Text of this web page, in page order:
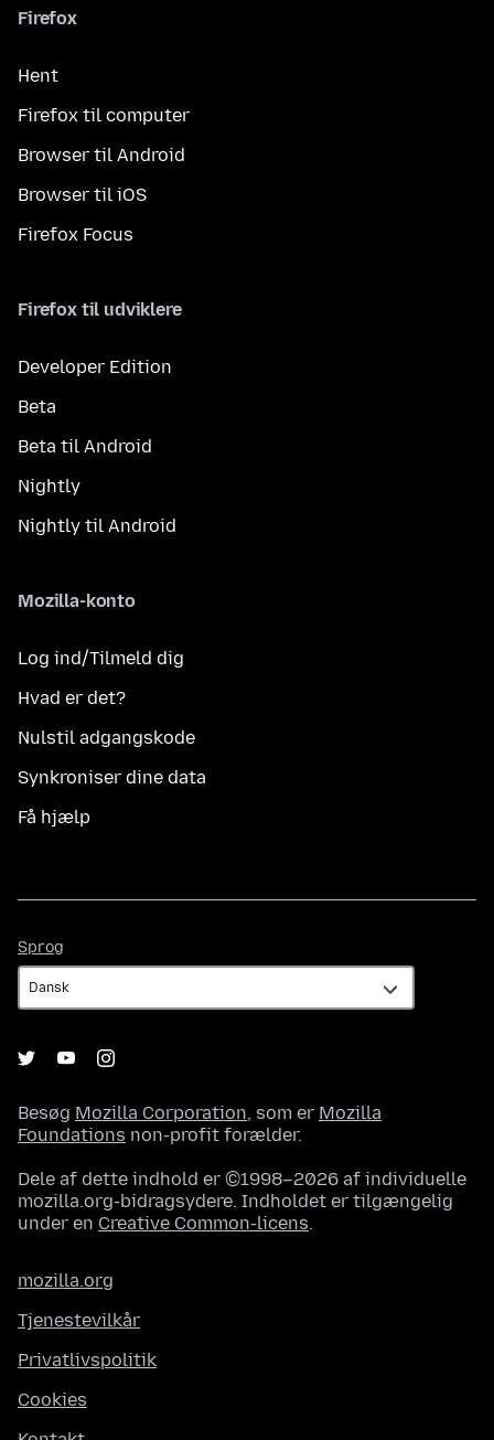
Firefox
Hent
Firefox til computer
Browser til Android
Browser til iOS
Firefox Focus
Firefox til udviklere
Developer Edition
Beta
Beta til Android
Nightly
Nightly til Android
Mozilla-konto
Log ind/Tilmeld dig
Hvad er det?
Nulstil adgangskode
Synkroniser dine data
Få hjælp
Sprog
Besøg Mozilla Corporation, som er Mozilla
Foundations non-profit forælder.
Dele af dette indhold er ©1998–2026 af individuelle
mozilla.org-bidragsydere. Indholdet er tilgængelig
under en Creative Common-licens.
mozilla.org
Tjenestevilkår
Privatlivspolitik
Cookies